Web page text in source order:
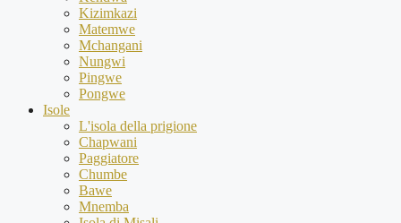
Kizimkazi
Matemwe
Mchangani
Nungwi
Pingwe
Pongwe
Isole
L'isola della prigione
Chapwani
Paggiatore
Chumbe
Bawe
Mnemba